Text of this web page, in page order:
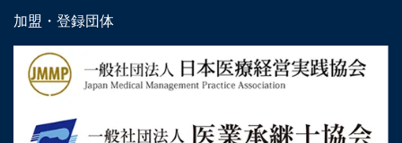
加盟・登録団体